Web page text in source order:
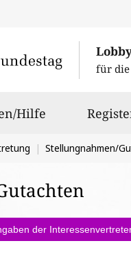
für die
Hilfe
Stellungnahmen/
der